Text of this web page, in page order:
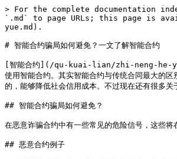
> For the complete documentation
`.md` to page URLs; this page is
yue.md).
# 智能合约骗局如何避免？一文了解智能合约
[智能合约](/qu-kuai-lian/zhi-neng-he-yue-
使用智能合约。其实智能合约与传统合同最大的
的，能够降低社会信用成本。不过现在还有很
## 智能合约骗局如何避免？
在恶意诈骗合约中有一些常见的危险信号，这些
## 恶意合约例子